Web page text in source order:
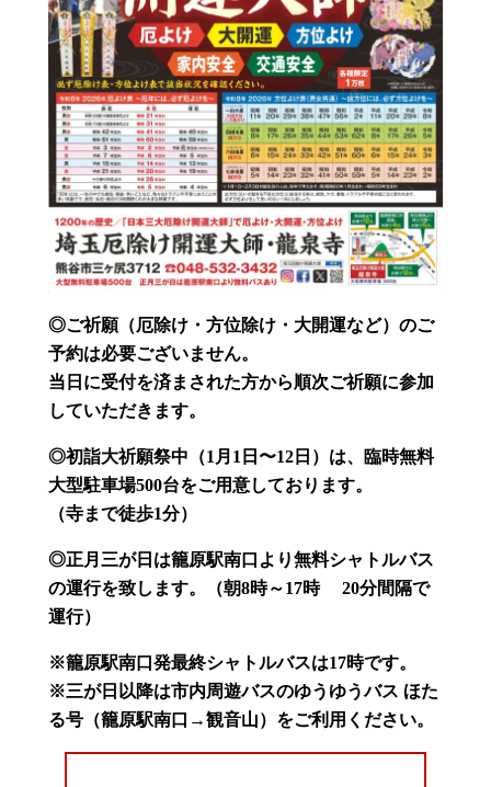
◎ご祈願（厄除け・方位除け・大開運など）のご
予約は必要ございません。
当日に受付を済まされた方から順次ご祈願に参加
していただきます。
◎初詣大祈願祭中（1月1日〜12日） は、臨時無料
大型駐車場500台をご用意しております。
（寺まで徒歩1分）
◎正月三が日は籠原駅南口より無料シャトルバス
の運行を致します。（朝8時～17時 20分間隔で
運行）
※籠原駅南口発最終シャトルバスは17時です。
※三が日以降は市内周遊バスのゆうゆうバス ほた
る号（籠原駅南口→観音山）をご利用ください。